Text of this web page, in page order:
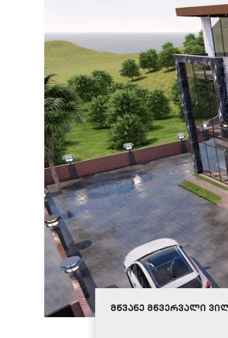
მწვანე მწვერვალი